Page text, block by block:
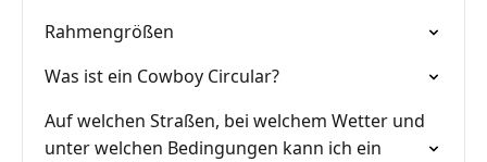
Rahmengrößen
Was ist ein Cowboy Circular?
Auf welchen Straßen, bei welchem Wetter und
unter welchen Bedingungen kann ich ein